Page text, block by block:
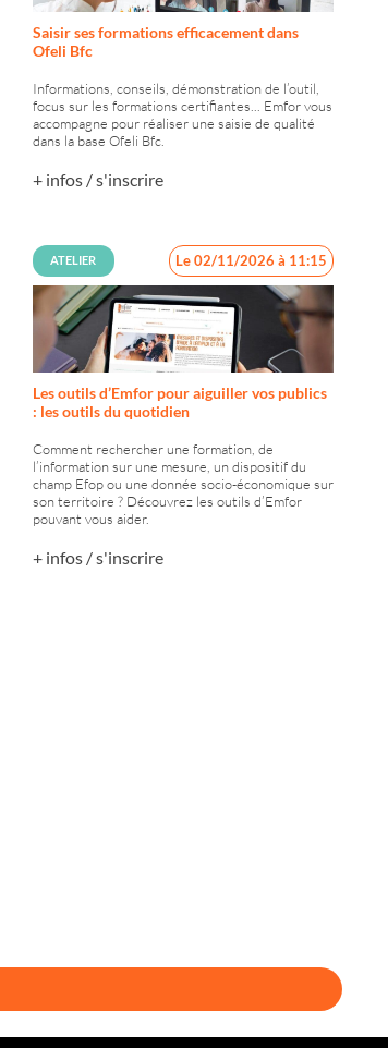
Saisir ses formations efficacement dans
Ofeli Bfc
Informations, conseils, démonstration de l’outil,
focus sur les formations certifiantes... Emfor vous
accompagne pour réaliser une saisie de qualité
dans la base Ofeli Bfc.
+ infos / s'inscrire
ATELIER Le 02/11/2026 à 11:15
Les outils d’Emfor pour aiguiller vos publics
: les outils du quotidien
Comment rechercher une formation, de
l’information sur une mesure, un dispositif du
champ Efop ou une donnée socio-économique sur
son territoire ? Découvrez les outils d’Emfor
pouvant vous aider.
+ infos / s'inscrire